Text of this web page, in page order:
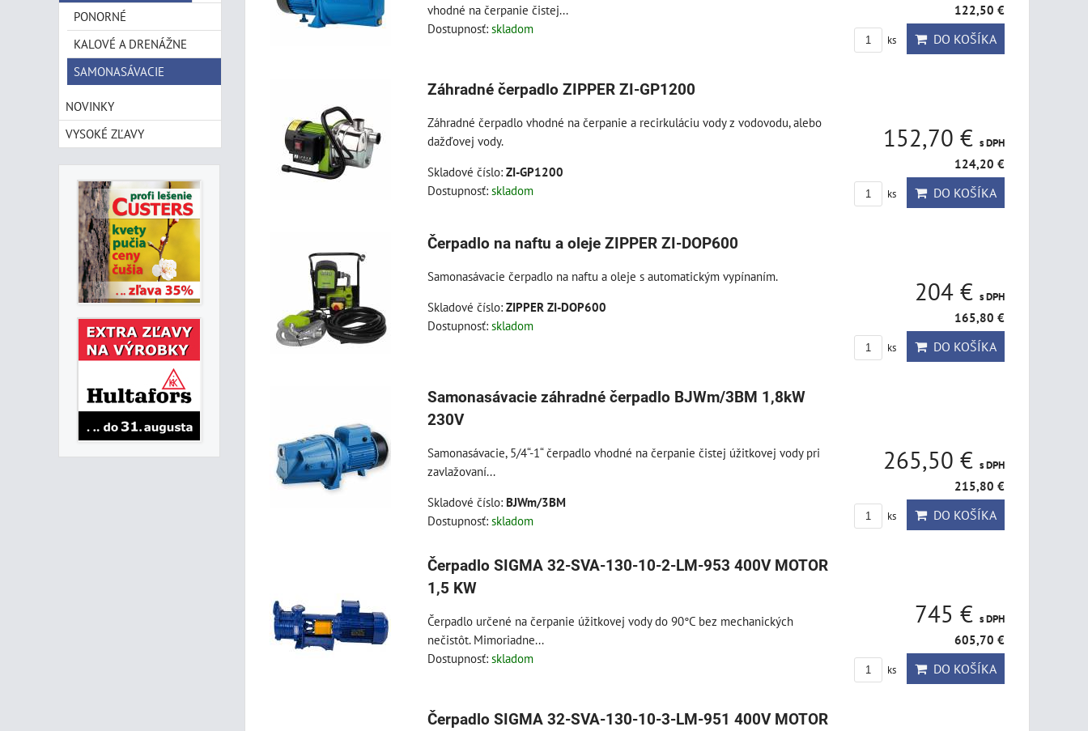
vhodné na čerpanie čistej...
Dostupnosť: skladom
122,50 €
ks DO KOŠÍKA
Záhradné čerpadlo ZIPPER ZI-GP1200
Záhradné čerpadlo vhodné na čerpanie a recirkuláciu vody z vodovodu, alebo
dažďovej vody.
Skladové číslo: ZI-GP1200
Dostupnosť: skladom
152,70 € s DPH
124,20 €
ks DO KOŠÍKA
Čerpadlo na naftu a oleje ZIPPER ZI-DOP600
Samonasávacie čerpadlo na naftu a oleje s automatickým vypínaním.
Skladové číslo: ZIPPER ZI-DOP600
Dostupnosť: skladom
204 € s DPH
165,80 €
ks DO KOŠÍKA
Samonasávacie záhradné čerpadlo BJWm/3BM 1,8kW
230V
Samonasávacie, 5/4“-1“ čerpadlo vhodné na čerpanie čistej úžitkovej vody pri
zavlažovaní...
Skladové číslo: BJWm/3BM
Dostupnosť: skladom
265,50 € s DPH
215,80 €
ks DO KOŠÍKA
Čerpadlo SIGMA 32-SVA-130-10-2-LM-953 400V MOTOR
1,5 KW
Čerpadlo určené na čerpanie úžitkovej vody do 90°C bez mechanických
nečistôt. Mimoriadne...
Dostupnosť: skladom
745 € s DPH
605,70 €
ks DO KOŠÍKA
Čerpadlo SIGMA 32-SVA-130-10-3-LM-951 400V MOTOR
PONORNÉ
KALOVÉ A DRENÁŽNE
SAMONASÁVACIE
NOVINKY
VYSOKÉ ZĽAVY